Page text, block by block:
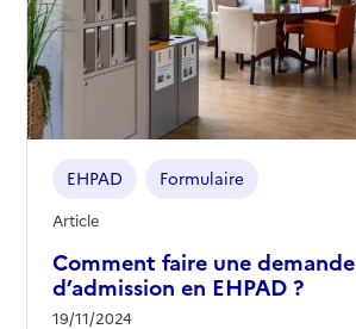
Comment faire une demande
d’admission en EHPAD ?
19/11/2024
EHPAD Formulaire
Article